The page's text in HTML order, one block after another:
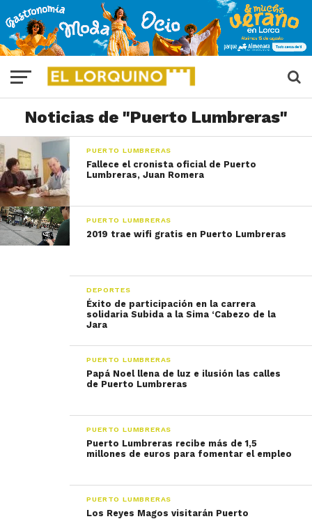
Noticias de "Puerto Lumbreras"
PUERTO LUMBRERAS
Fallece el cronista oficial de Puerto
Lumbreras, Juan Romera
PUERTO LUMBRERAS
2019 trae wifi gratis en Puerto Lumbreras
DEPORTES
Éxito de participación en la carrera
solidaria Subida a la Sima ‘Cabezo de la
Jara
PUERTO LUMBRERAS
Papá Noel llena de luz e ilusión las calles
de Puerto Lumbreras
PUERTO LUMBRERAS
Puerto Lumbreras recibe más de 1,5
millones de euros para fomentar el empleo
PUERTO LUMBRERAS
Los Reyes Magos visitarán Puerto